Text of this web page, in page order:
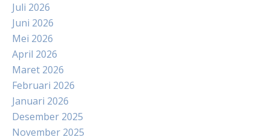
Juli 2026
Juni 2026
Mei 2026
April 2026
Maret 2026
Februari 2026
Januari 2026
Desember 2025
November 2025